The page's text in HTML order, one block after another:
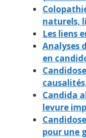
naturels,
Les liens
Analyses
en
Candida
levure
pour une